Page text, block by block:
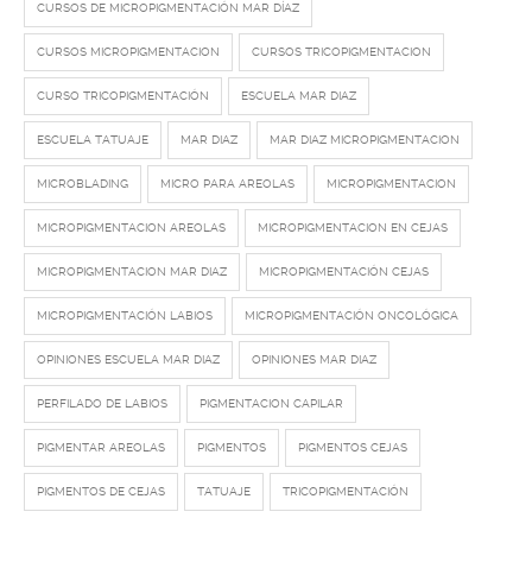
CURSOS DE MICROPIGMENTACIÓN MAR DÍAZ
CURSOS MICROPIGMENTACION CURSOS TRICOPIGMENTACION
CURSO TRICOPIGMENTACIÓN ESCUELA MAR DIAZ
ESCUELA TATUAJE MAR DIAZ MAR DIAZ MICROPIGMENTACION
MICROBLADING MICRO PARA AREOLAS MICROPIGMENTACION
MICROPIGMENTACION AREOLAS MICROPIGMENTACION EN CEJAS
MICROPIGMENTACION MAR DIAZ MICROPIGMENTACIÓN CEJAS
MICROPIGMENTACIÓN LABIOS MICROPIGMENTACIÓN ONCOLÓGICA
OPINIONES ESCUELA MAR DIAZ OPINIONES MAR DIAZ
PERFILADO DE LABIOS PIGMENTACION CAPILAR
PIGMENTAR AREOLAS PIGMENTOS PIGMENTOS CEJAS
PIGMENTOS DE CEJAS TATUAJE TRICOPIGMENTACIÓN